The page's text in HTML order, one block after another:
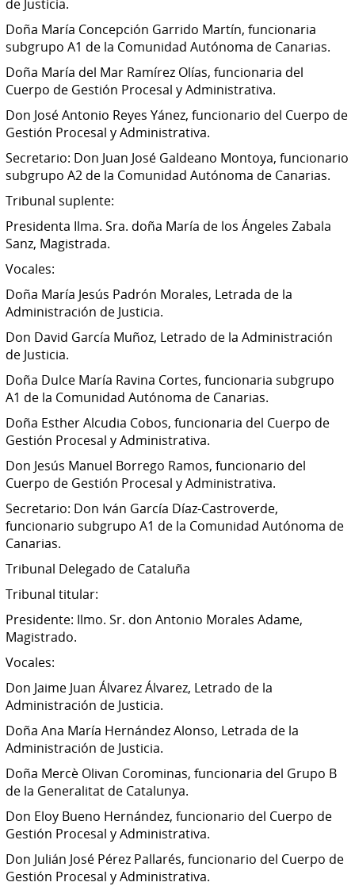
de Justicia.
Doña María Concepción Garrido Martín, funcionaria
subgrupo A1 de la Comunidad Autónoma de Canarias.
Doña María del Mar Ramírez Olías, funcionaria del
Cuerpo de Gestión Procesal y Administrativa.
Don José Antonio Reyes Yánez, funcionario del Cuerpo de
Gestión Procesal y Administrativa.
Secretario: Don Juan José Galdeano Montoya, funcionario
subgrupo A2 de la Comunidad Autónoma de Canarias.
Tribunal suplente:
Presidenta Ilma. Sra. doña María de los Ángeles Zabala
Sanz, Magistrada.
Vocales:
Doña María Jesús Padrón Morales, Letrada de la
Administración de Justicia.
Don David García Muñoz, Letrado de la Administración
de Justicia.
Doña Dulce María Ravina Cortes, funcionaria subgrupo
A1 de la Comunidad Autónoma de Canarias.
Doña Esther Alcudia Cobos, funcionaria del Cuerpo de
Gestión Procesal y Administrativa.
Don Jesús Manuel Borrego Ramos, funcionario del
Cuerpo de Gestión Procesal y Administrativa.
Secretario: Don Iván García Díaz-Castroverde,
funcionario subgrupo A1 de la Comunidad Autónoma de
Canarias.
Tribunal Delegado de Cataluña
Tribunal titular:
Presidente: Ilmo. Sr. don Antonio Morales Adame,
Magistrado.
Vocales:
Don Jaime Juan Álvarez Álvarez, Letrado de la
Administración de Justicia.
Doña Ana María Hernández Alonso, Letrada de la
Administración de Justicia.
Doña Mercè Olivan Corominas, funcionaria del Grupo B
de la Generalitat de Catalunya.
Don Eloy Bueno Hernández, funcionario del Cuerpo de
Gestión Procesal y Administrativa.
Don Julián José Pérez Pallarés, funcionario del Cuerpo de
Gestión Procesal y Administrativa.